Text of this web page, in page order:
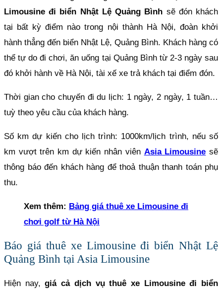
Limousine đi biển Nhật Lệ Quảng Bình sẽ đón khách
tại bất kỳ điểm nào trong nội thành Hà Nội, đoàn khởi
hành thẳng đến biển Nhật Lệ, Quảng Bình. Khách hàng có
thể tự do đi chơi, ăn uống tại Quảng Bình từ 2-3 ngày sau
đó khởi hành về Hà Nội, tài xế xe trả khách tại điểm đón.
Thời gian cho chuyến đi du lịch: 1 ngày, 2 ngày, 1 tuần…
tuỳ theo yêu cầu của khách hàng.
Số km dự kiến ​​cho lịch trình: 1000km/lịch trình, nếu số
km vượt trên km dự kiến nhân viên Asia Limousine sẽ
thông báo đến khách hàng để thoả thuận thanh toán phụ
thu.
Xem thêm: Bảng giá thuê xe Limousine đi
chơi golf từ Hà Nội
Báo giá thuê xe Limousine đi biển Nhật Lệ
Quảng Bình tại Asia Limousine
Hiện nay,giá cả dịch vụ thuê xe Limousine đi biển